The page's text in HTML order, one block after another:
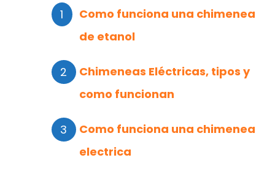
Como funciona una chimenea
de etanol
Chimeneas Eléctricas, tipos y
como funcionan
Como funciona una chimenea
electrica